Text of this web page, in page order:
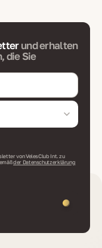
und erhalten
die Sie
von VelesClub Int. zu
der Datenschutzerklärung